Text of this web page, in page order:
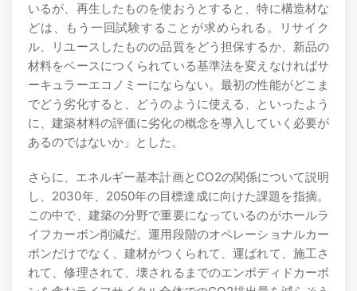
いるが、再生したものを使おうとすると、特に構造材な
どは、もう一回試験することが求められる。リサイク
ル、リユースしたものの品質をどう担保するか、新品の
材料をベースにつくられている基準法を変えなければサ
ーキュラーエコノミーにならない。最初の性能がどこま
でどう劣化すると、どうのように使える、といったよう
に、建築材料の評価に劣化の概念を導入していく必要が
あるのではないか」とした。
さらに、エネルギー基本計画とCO2の関係について説明
し、2030年、2050年の目標達成に向けた課題を指摘。
この中で、建築の分野で重要になっているのがホールラ
イフカーボン削減だ。運用段階のオペレーショナルカー
ボンだけでなく、建材がつくられて、運ばれて、施工さ
れて、修理されて、壊されるまでのエンボディドカーボ